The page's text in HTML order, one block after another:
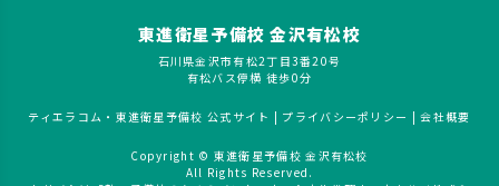
東進衛星予備校 金沢有松校
石川県金沢市有松2丁目3番20号
有松バス停横 徒歩0分
ティエラコム・東進衛星予備校 公式サイト | プライバシーポリシー |会社概要
Copyright © 東進衛星予備校 金沢有松校
All Rights Reserved.